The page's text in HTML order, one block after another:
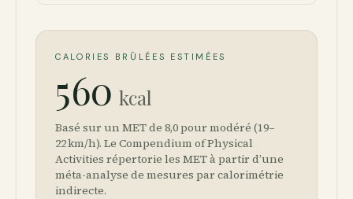
CALORIES BRÛLÉES ESTIMÉES
560 kcal
Basé sur un MET de 8,0 pour modéré (19–
22 km/h). Le Compendium of Physical
Activities répertorie les MET à partir d’une
méta-analyse de mesures par calorimétrie
indirecte.